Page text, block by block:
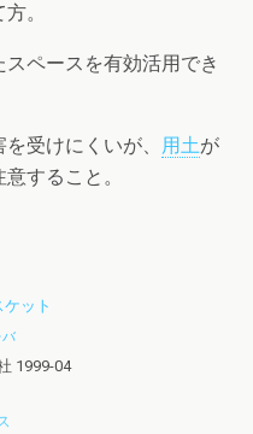
。
ペースを有効活用でき
受けにくいが、 用土が
すること。
ット
バ
1999-04